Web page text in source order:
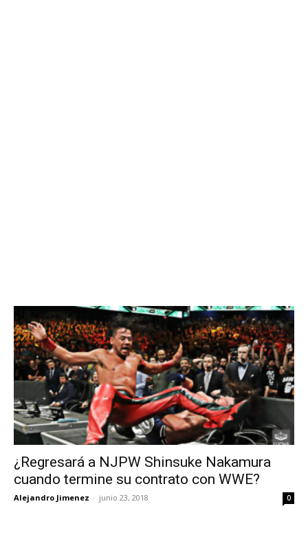
¿Regresará a NJPW Shinsuke Nakamura
cuando termine su contrato con WWE?
Alejandro Jimenez - junio 23, 2018 0